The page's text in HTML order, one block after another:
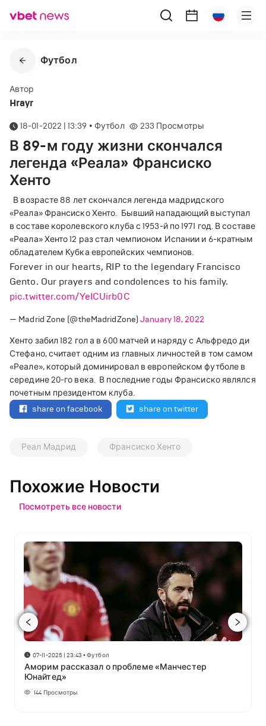
Футбол
Автор
Hrayr
18-01-2022 | 13:39 • Футбол 233 Просмотры
В 89-м году жизни скончался
легенда «Реала» Франсиско
Хенто
В возрасте 88 лет скончался легенда мадридского
«Реала» Франсиско Хенто. Бывший нападающий выступал
в составе королевского клуба с 1953-й по 1971 год. В составе
«Реала» Хенто 12 раз стал чемпионом Испании и 6-кратным
обладателем Кубка европейских чемпионов.
Forever in our hearts, RIP to the legendary Francisco
Gento. Our prayers and condolences to his family.
pic.twitter.com/YeICUirb0C
— Madrid Zone (@theMadridZone)January 18, 2022
Хенто забил 182 гол а в 600 матчей и наряду с Альфредо ди
Стефано, считает одним из главных личностей в том самом
«Реале», который доминировал в европейском футболе в
середине 20-го века. В последние годы Франсиско являлся
почетным президентом клуба.
share on facebook
share on twitter
Реал Мадрид Франсиско Хенто
Похожие Новости
Посмотреть все новости
07-11-2025 | 23:43 •Футбол
Аморим рассказал о проблеме «Манчестер
Юнайтед»
144 Просмотры